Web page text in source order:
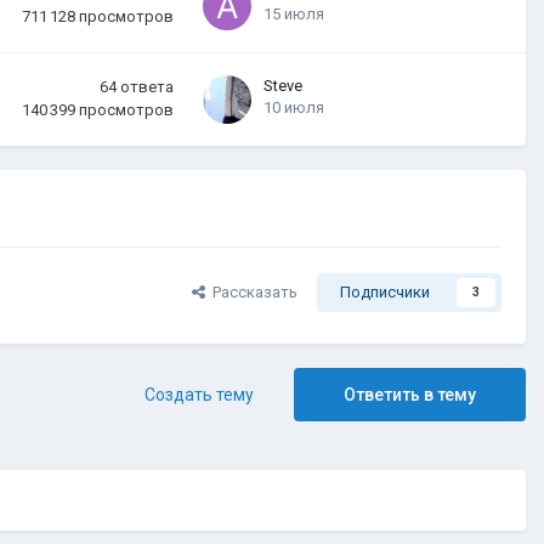
711 128 просмотров
15 июля
64 ответа
140 399 просмотров
Steve
10 июля
Рассказать Подписчики 3
Ответить в тему
Создать тему